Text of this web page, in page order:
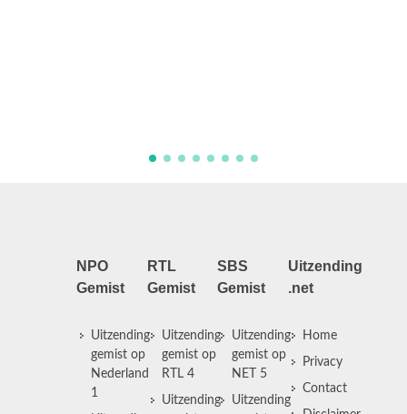
NPO
Gemist
Uitzending
gemist op
Nederland
1
RTL
Gemist
Uitzending
gemist op
RTL 4
Uitzending
SBS
Gemist
Uitzending
gemist op
NET 5
Uitzending
Uitzending
.net
Home
Privacy
Contact